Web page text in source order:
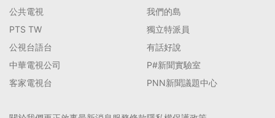
公共電視
PTS TW
公視台語台
中華電視公司
客家電視台
我們的島
獨立特派員
有話好說
P#新聞實驗室
PNN新聞議題中心